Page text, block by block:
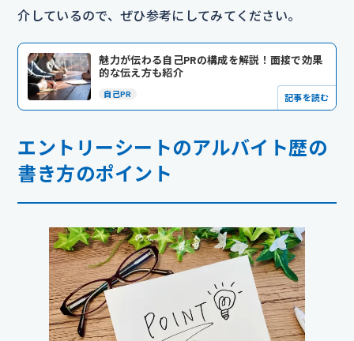
介しているので、ぜひ参考にしてみてください。
魅力が伝わる自己PRの構成を解説！面接で効果
的な伝え方も紹介
自己PR 記事を読む
エントリーシートのアルバイト歴の
書き方のポイント